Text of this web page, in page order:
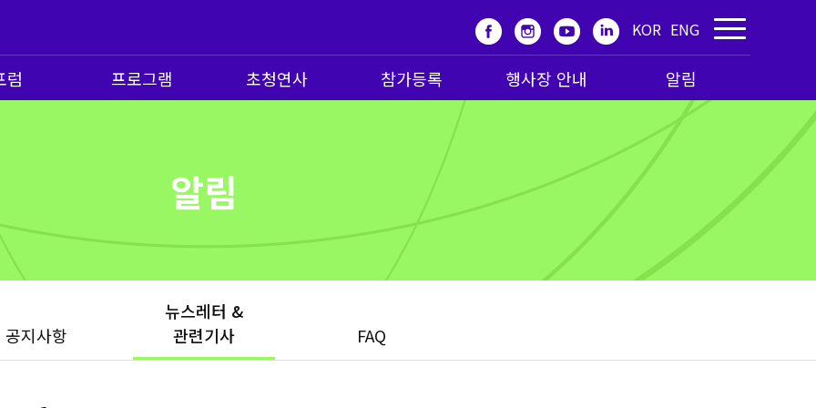
KOR ENG
럼 프로그램 초청연사 참가등록 행사장 안내 알림
알림
공지사항
뉴스레터 &
관련기사
FAQ